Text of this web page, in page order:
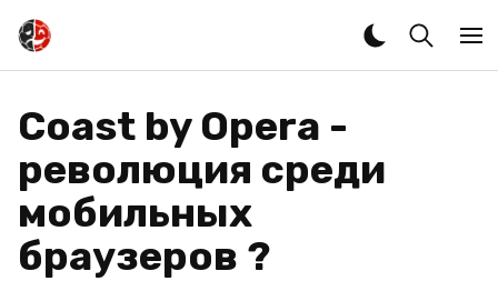
Coast by Opera -
революция среди
мобильных
браузеров ?